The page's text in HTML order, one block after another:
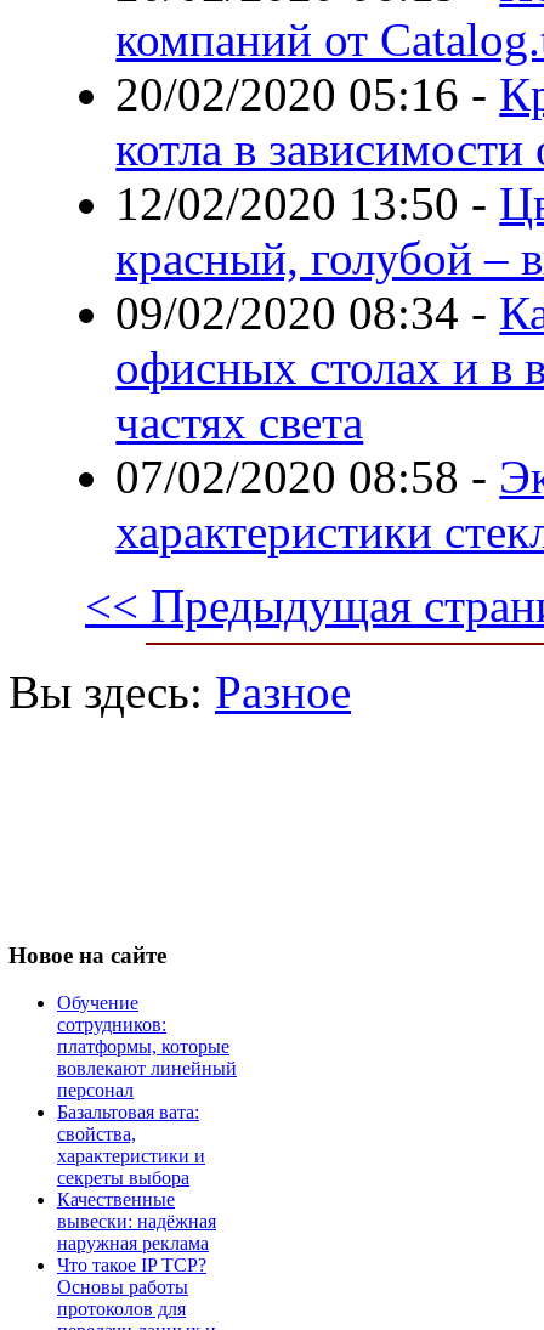
компаний от
20/02/2020 05:16 -
котла в зависимости
12/02/2020 13:50 -
красный, голубой –
09/02/2020 08:34 -
офисных столах и в
частях света
07/02/2020 08:58 -
характеристики
<< Предыдущая
Вы здесь: Разное
Новое на сайте
Обучение
сотрудников:
платформы, которые
вовлекают линейный
персонал
Базальтовая вата:
свойства,
характеристики и
секреты выбора
Качественные
вывески: надёжная
наружная реклама
Что такое IP TCP?
Основы работы
протоколов для